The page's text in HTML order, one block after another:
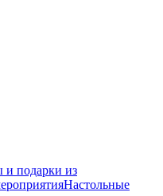
и подарки из
Настольные